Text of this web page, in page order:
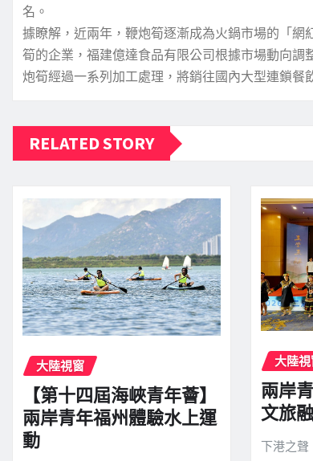
名。
據瞭解，近兩年，鞭炮筍逐漸成為火鍋市場的「
筍的企業，福建億達食品有限公司根據市場動向
炮筍經過一系列加工處理，將銷往國內大型連鎖餐
RELATED STORY
大陸視窗
【第十四屆海峽青年薈】
兩岸青年福州體驗水上運
動
大陸
兩岸
文旅
下港之聲